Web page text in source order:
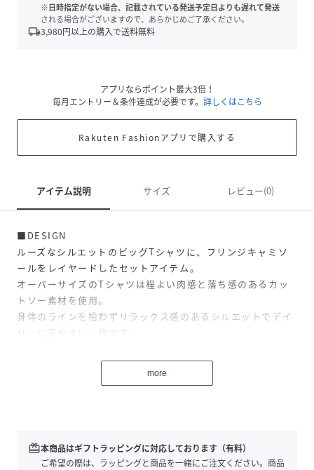
※日時指定がない場合、記載されている発送予定日よりも遅れて発送
される場合がございますので、あらかじめご了承ください。
local_shipping3,980円以上の購入で送料無料
アプリならポイント最大3倍！
毎月エントリー＆条件達成が必要です。 詳しくはこちら
Rakuten Fashionアプリで購入する
アイテム説明 サイズ レビュー(0)
■DESIGN
ルーズなシルエットのビッグTシャツに、フリンジキャミソ
ールをレイヤードしたセットアイテム。
オーバーサイズのTシャツは程よい肉感と落ち感のあるカッ
トソー素材を使用。
身体のラインを拾わずリラックス感のあるシルエットでデイ
リーに着やすい一枚です。
歩くたびに揺れるフリンジがスタイリングに動きを与え、シ
スタイリングにアクセントを与えてくれるアイテム。
more
redeem本商品はギフトラッピングに対応しております（有料）
ご希望の際は、ラッピングと商品を一緒にご注文ください。商品